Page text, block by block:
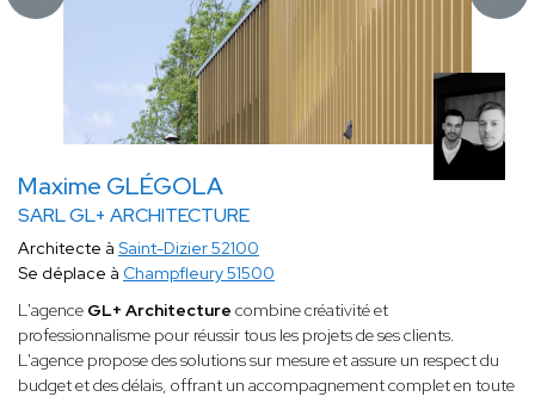
Maxime GLÉGOLA
SARL GL+ ARCHITECTURE
Architecte à Saint-Dizier 52100
Se déplace à Champfleury 51500
L'agence GL+ Architecture combine créativité et
professionnalisme pour réussir tous les projets de ses clients.
L'agence propose des solutions sur mesure et assure un respect du
budget et des délais, offrant un accompagnement complet en toute